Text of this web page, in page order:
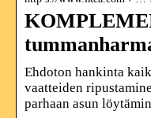
Ehdoton hankinta
vaatteiden
parhaan asun